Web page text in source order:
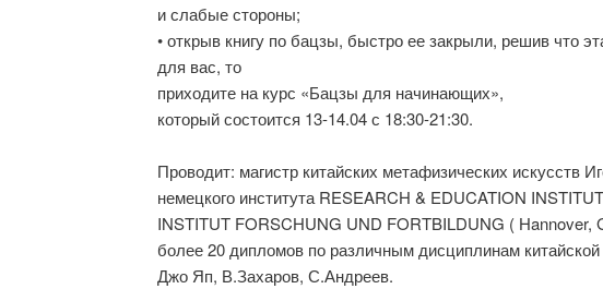
и слабые стороны;
• открыв книгу по бацзы, быстро ее закрыли, решив что
для вас, то
приходите на курс «Бацзы для начинающих»,
который состоится 13-14.04 с 18:30-21:30.
Проводит: магистр китайских метафизических искусств
немецкого института RESEARCH & EDUCATION
INSTITUT FORSCHUNG UND FORTBILDUNG (
более 20 дипломов по различным дисциплинам
Джо Яп, В.Захаров, С.Андреев.